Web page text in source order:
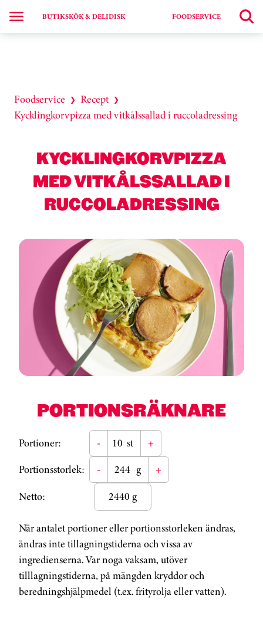
BUTIKSKÖK & DELIDISK FOODSERVICE
Foodservice ❯ Recept ❯
Kycklingkorvpizza med vitkålssallad i ruccoladressing
KYCKLINGKORVPIZZA
MED VITKÅLSSALLAD I
RUCCOLADRESSING
PORTIONSRÄKNARE
Portioner: - st
+
Portionsstorlek:
- g
+
Netto:
2440 g
När antalet portioner eller portionsstorleken ändras,
ändras inte tillagningstiderna och vissa av
ingredienserna. Var noga vaksam, utöver
tilllagningstiderna, på mängden kryddor och
beredningshjälpmedel (t.ex. frityrolja eller vatten).